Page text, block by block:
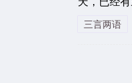
三言两语